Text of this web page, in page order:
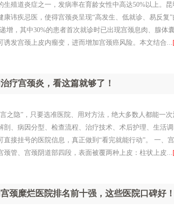
生殖道炎症之一，发病率在育龄女性中高达50%以上。
康讳疾忌医，使得宫颈炎呈现“高发生、低就诊、易反复
增，其中30%的患者首次就诊时已出现宫颈息肉、腺体
诱发宫颈上皮内瘤变，进而增加宫颈癌风险。本文结合...
疗宫颈炎，看这篇就够了！
之隐”，只要选准医院、用对方法，绝大多数人都能一
剖、病因分型、检查流程、治疗技术、术后护理、生活
直接挂号的医院信息，真正做到“看完就能行动”。 一、
颈管、宫颈阴道部四段，表面被覆两种上皮：柱状上皮...
颈糜烂医院排名前十强，这些医院口碑好！